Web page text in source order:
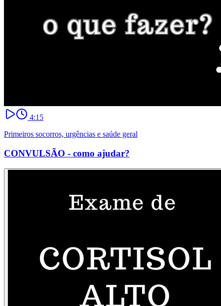
4:15
Primeiros socorros, urgências e saúde geral
CONVULSÃO - como ajudar?